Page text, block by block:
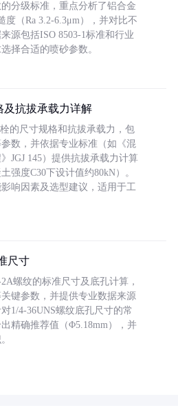
分级标准，重点分析了铝合金
度（Ra 3.2-6.3μm），并对比不
源包括ISO 8503-1标准和行业
择合适的喷砂参数。
及抗拔承载力详解
的尺寸规格和抗拔承载力，包
数，并依据专业标准（如《混
JGJ 145）提供抗拔承载力计算
强度C30下设计值约80kN）。
响因素及选型建议，适用于工
尺寸
螺纹的标准尺寸及底孔计算，
键参数，并提供专业数据来源
1/4-36UNS螺纹底孔尺寸的常
精确推荐值（Φ5.18mm），并